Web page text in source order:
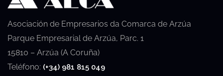
Asociación de Empresarios da Comarca de Arzúa
Parque Empresarial de Arzúa, Parc. 1
15810 – Arzúa (A Coruña)
Teléfono: (+34) 981 815 049